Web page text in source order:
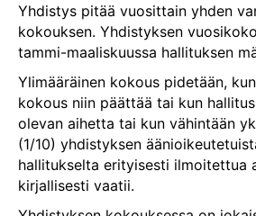
Yhdistys pitää vuosittain yhden
kokouksen. Yhdistyksen
tammi-maaliskuussa hallituksen
Ylimääräinen kokous pidetään,
kokous niin päättää tai kun
olevan aihetta tai kun vähintään
(1/10) yhdistyksen
hallitukselta erityisesti ilmoitettua
kirjallisesti vaatii.